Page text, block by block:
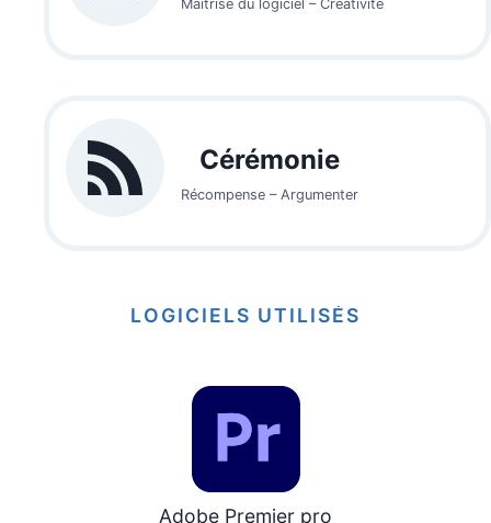
Maitrise du logiciel – Créativité
Cérémonie
Récompense – Argumenter
LOGICIELS UTILISÉS
Adobe Premier pro